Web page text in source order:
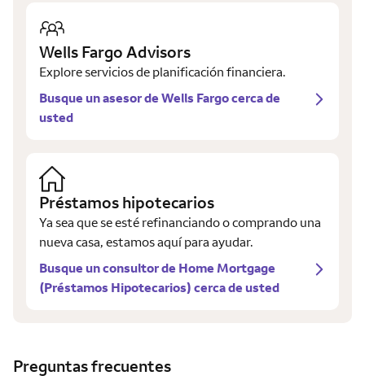
Wells Fargo Advisors
Explore servicios de planificación financiera.
Busque un asesor de Wells Fargo cerca de
usted
Préstamos hipotecarios
Ya sea que se esté refinanciando o comprando una
nueva casa, estamos aquí para ayudar.
Busque un consultor de Home Mortgage
(Préstamos Hipotecarios) cerca de usted
Preguntas frecuentes